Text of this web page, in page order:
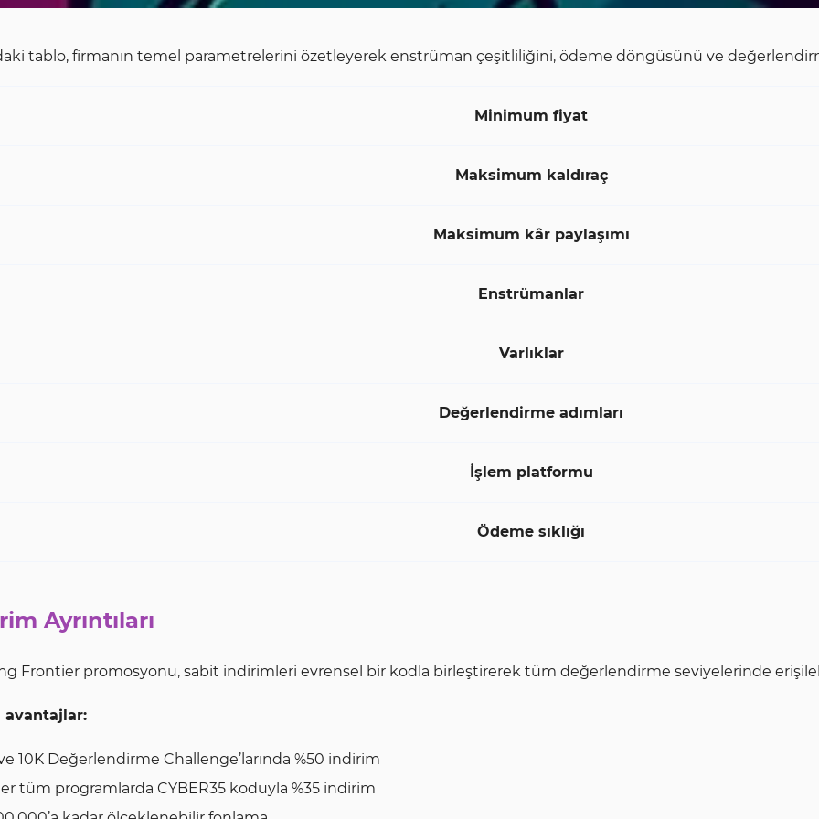
tablo, firmanın temel parametrelerini özetleyerek enstrüman çeşitliliğini, ödeme döngüsünü ve
Minimum fiyat
Maksimum kaldıraç
Maksimum kâr paylaşımı
Enstrümanlar
Varlıklar
Değerlendirme adımları
İşlem platformu
Ödeme sıklığı
Ayrıntıları
Frontier promosyonu, sabit indirimleri evrensel bir kodla birleştirerek tüm değerlendirme seviyelerinde
avantajlar:
10K Değerlendirme Challenge’larında %50 indirim
tüm programlarda CYBER35 koduyla %35 indirim